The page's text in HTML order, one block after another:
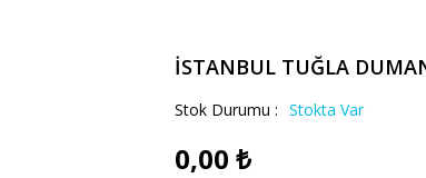
İSTANBUL TUĞLA
Stok Durumu : Stokta Var
0,00 ₺